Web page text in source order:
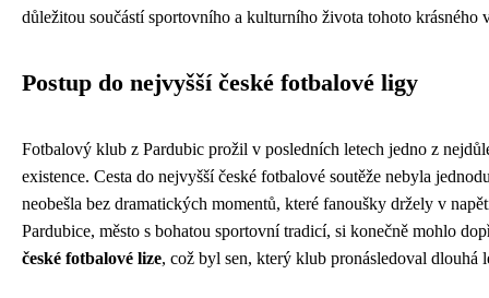
důležitou součástí sportovního a kulturního života tohoto krásného
Postup do nejvyšší české fotbalové ligy
Fotbalový klub z Pardubic prožil v posledních letech jedno z
existence. Cesta do nejvyšší české fotbalové soutěže nebyla
neobešla bez dramatických momentů, které fanoušky držely v
Pardubice, město s bohatou sportovní tradicí, si konečně mohlo
české fotbalové lize, což byl sen, který klub pronásledoval dlouhá